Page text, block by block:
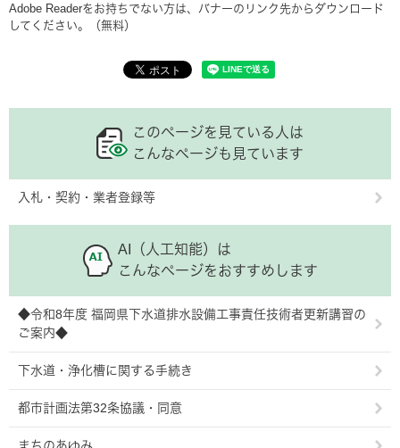
Adobe Readerをお持ちでない方は、バナーのリンク先からダウンロード
してください。（無料）
このページを見ている人は
こんなページも見ています
入札・契約・業者登録等
AI（人工知能）は
こんなページをおすすめします
◆令和8年度 福岡県下水道排水設備工事責任技術者更新講習の
ご案内◆
下水道・浄化槽に関する手続き
都市計画法第32条協議・同意